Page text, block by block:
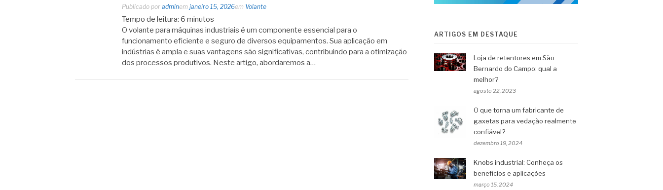
Publicado por adminem janeiro 15, 2026em Volante
Tempo de leitura: 6 minutos
O volante para máquinas industriais é um componente essencial para o
funcionamento eficiente e seguro de diversos equipamentos. Sua aplicação em
indústrias é ampla e suas vantagens são significativas, contribuindo para a otimização
dos processos produtivos. Neste artigo, abordaremos a…
ARTIGOS EM DESTAQUE
Loja de retentores em São
Bernardo do Campo: qual a
melhor?
agosto 22, 2023
O que torna um fabricante de
gaxetas para vedação realmente
confiável?
dezembro 19, 2024
Knobs industrial: Conheça os
benefícios e aplicações
março 15, 2024